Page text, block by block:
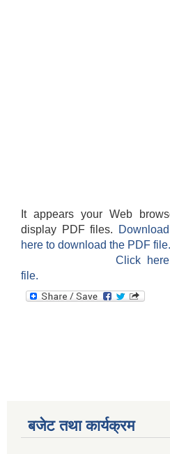
It appears your Web
display PDF files.
here to download the PDF file.
Click
file.
बजेट तथा कार्यक्रम